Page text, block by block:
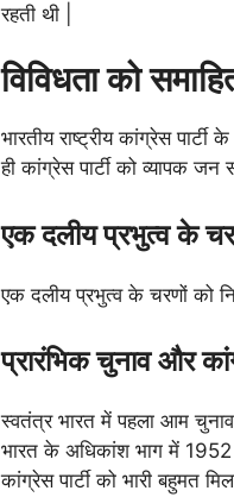
रहती थी |
विविधता को
भारतीय राष्ट्रीय कांग्रेस
ही कांग्रेस पार्टी को व्यापक जन
एक दलीय प्रभुत्व के
एक दलीय प्रभुत्व के चरणों को
प्रारंभिक चुनाव और
स्वतंत्र भारत में पहला आम
भारत के अधिकांश भाग में 1952
कांग्रेस पार्टी को भारी